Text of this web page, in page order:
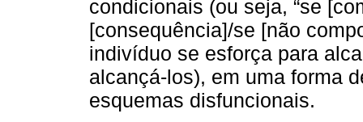
condicionais (ou seja, “se
[consequência]/se [não
indivíduo se esforça para
alcançá-los), em uma forma
esquemas disfuncionais.